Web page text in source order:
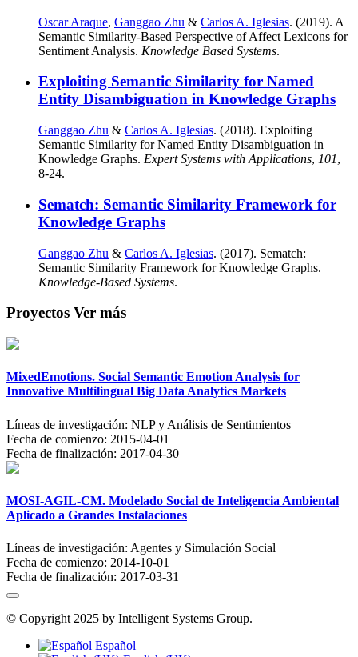
Oscar Araque, Ganggao Zhu & Carlos A. Iglesias. (2019). A
Semantic Similarity-Based Perspective of Affect Lexicons for
Sentiment Analysis. Knowledge Based Systems.
Exploiting Semantic Similarity for Named
Entity Disambiguation in Knowledge Graphs
Ganggao Zhu & Carlos A. Iglesias. (2018). Exploiting
Semantic Similarity for Named Entity Disambiguation in
Knowledge Graphs. Expert Systems with Applications, 101,
8-24.
Sematch: Semantic Similarity Framework for
Knowledge Graphs
Ganggao Zhu & Carlos A. Iglesias. (2017). Sematch:
Semantic Similarity Framework for Knowledge Graphs.
Knowledge-Based Systems.
Proyectos Ver más
MixedEmotions. Social Semantic Emotion Analysis for
Innovative Multilingual Big Data Analytics Markets
Líneas de investigación: NLP y Análisis de Sentimientos
Fecha de comienzo: 2015-04-01
Fecha de finalización: 2017-04-30
MOSI-AGIL-CM. Modelado Social de Inteligencia Ambiental
Aplicado a Grandes Instalaciones
Líneas de investigación: Agentes y Simulación Social
Fecha de comienzo: 2014-10-01
Fecha de finalización: 2017-03-31
© Copyright 2025 by Intelligent Systems Group.
Español